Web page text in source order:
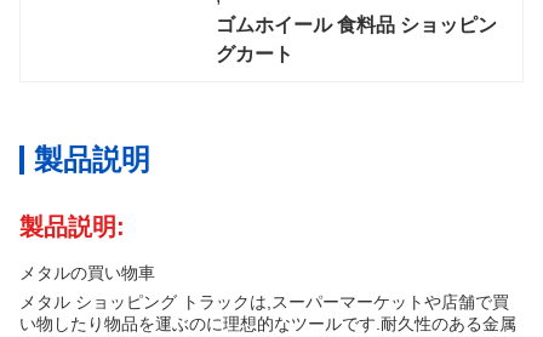
ゴムホイール 食料品 ショッピン
グカート
製品説明
製品説明:
メタルの買い物車
メタル ショッピング トラックは,スーパーマーケットや店舗で買
い物したり物品を運ぶのに理想的なツールです.耐久性のある金属